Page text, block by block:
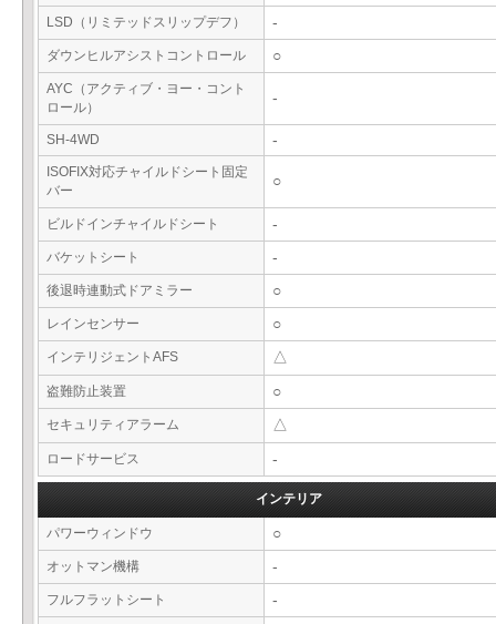
LSD（リミテッドスリップデフ） -
ダウンヒルアシストコントロール ○
AYC（アクティブ・ヨー・コント
ロール）
-
SH-4WD -
ISOFIX対応チャイルドシート固定
バー
○
ビルドインチャイルドシート -
バケットシート -
後退時連動式ドアミラー ○
レインセンサー ○
インテリジェントAFS △
盗難防止装置 ○
セキュリティアラーム △
ロードサービス -
インテリア
パワーウィンドウ ○
オットマン機構 -
フルフラットシート -